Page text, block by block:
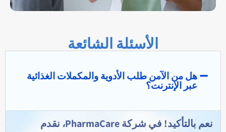
الأسئلة الشائعة
هل من الآمن طلب الأدوية والمكملات الغذائية
عبر الإنترنت؟
نعم بالتأكيد! في شركة PharmaCare، نقدم